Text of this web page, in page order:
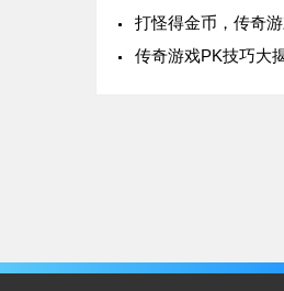
打怪得金币，传奇
传奇游戏PK技巧大